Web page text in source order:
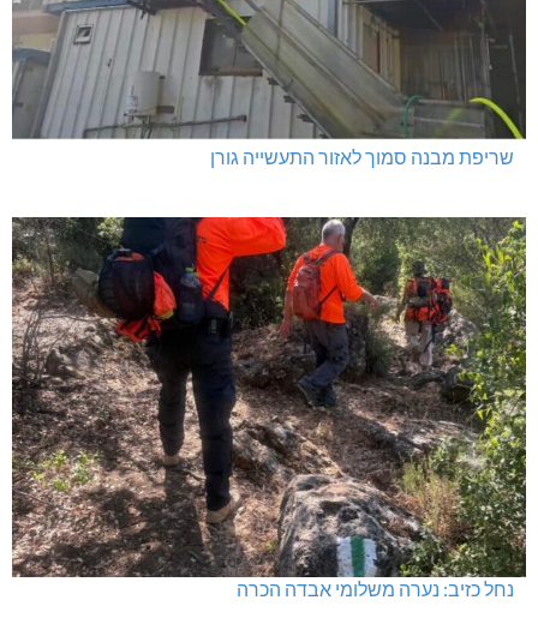
שריפת מבנה סמוך לאזור התעשייה גורן
נחל כזיב: נערה משלומי אבדה הכרה